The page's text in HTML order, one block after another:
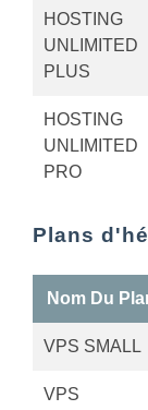
HOSTING
UNLIMITED
PLUS
HOSTING
UNLIMITED
PRO
Plans
Nom Du
VPS SMALL
VPS